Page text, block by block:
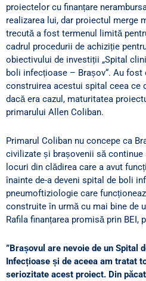
proiectelor cu finanțare
realizarea lui, dar proiectul merge
trecută a fost termenul limită
cadrul procedurii de achiziție
obiectivului de investiții „Spital
boli infecțioase – Brașov“. Au
construirea acestui spital ceea ce
dacă era cazul, maturitatea
primarului Allen Coliban.
Primarul Coliban nu concepe ca
civilizate și brașovenii să continue
locuri din clădirea care a avut
înainte de-a deveni spital de boli
pneumoftiziologie care
construite în urmă cu mai bine de
Rafila finanțarea promisă prin BEI,
”Brașovul are nevoie de un Spital
Infecțioase și de aceea am tratat
seriozitate acest proiect. Din